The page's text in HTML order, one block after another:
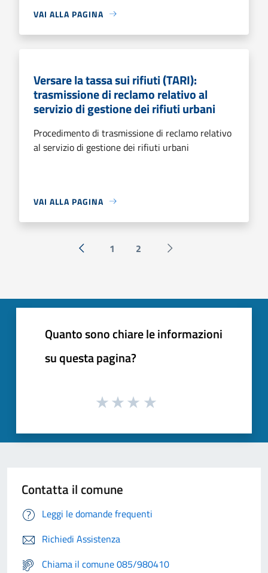
VAI ALLA PAGINA
Versare la tassa sui rifiuti (TARI):
trasmissione di reclamo relativo al
servizio di gestione dei rifiuti urbani
Procedimento di trasmissione di reclamo relativo
al servizio di gestione dei rifiuti urbani
VAI ALLA PAGINA
« Precedente
1 2 Successiva »
Quanto sono chiare le informazioni
su questa pagina?
Contatta il comune
Leggi le domande frequenti
Richiedi Assistenza
Chiama il comune 085/980410